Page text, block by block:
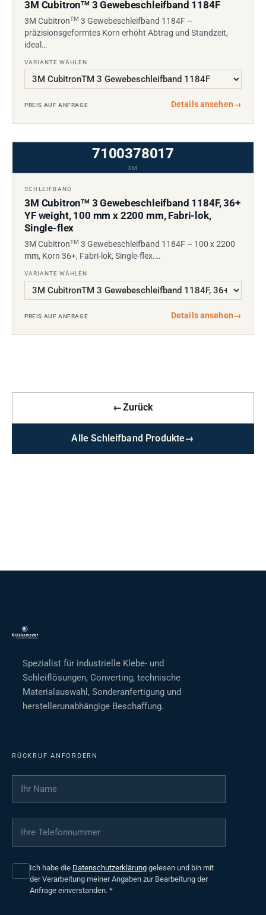
3M CubitronTM3 Gewebeschleifband 1184F
3M CubitronTM 3 Gewebeschleifband 1184F –
präzisionsgeformtes Korn erhöht Abtrag und Standzeit,
ideal…
VARIANTE WÄHLEN
PREIS AUF ANFRAGE Details ansehen→
7100378017
3M
SCHLEIFBAND
3M CubitronTM3 Gewebeschleifband 1184F, 36+
YF weight, 100 mm x 2200 mm, Fabri-lok,
Single-flex
3M CubitronTM 3 Gewebeschleifband 1184F – 100 x 2200
mm, Korn 36+, Fabri-lok, Single-flex.…
VARIANTE WÄHLEN
PREIS AUF ANFRAGE Details ansehen→
←Zurück
Alle Schleifband Produkte→
Spezialist für industrielle Klebe- und
Schleiflösungen, Converting, technische
Materialauswahl, Sonderanfertigung und
herstellerunabhängige Beschaffung.
RÜCKRUF ANFORDERN
Ihr Name
Ihre Telefonnummer
Ich habe die Datenschutzerklärung gelesen und bin mit
der Verarbeitung meiner Angaben zur Bearbeitung der
Anfrage einverstanden. *